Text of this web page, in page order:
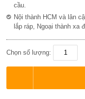
cầu.
Nội thành HCM và lân
lắp ráp, Ngoại thành xa
Chọn số lượng: